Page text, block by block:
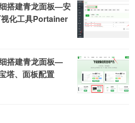
搭建青龙面板—安
化工具Portainer
搭建青龙面板—
塔、面板配置